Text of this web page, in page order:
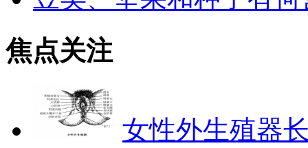
焦点关注
女性外生殖器